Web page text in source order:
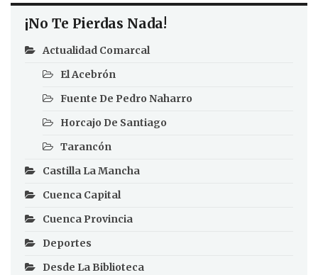
¡No Te Pierdas Nada!
Actualidad Comarcal
El Acebrón
Fuente De Pedro Naharro
Horcajo De Santiago
Tarancón
Castilla La Mancha
Cuenca Capital
Cuenca Provincia
Deportes
Desde La Biblioteca